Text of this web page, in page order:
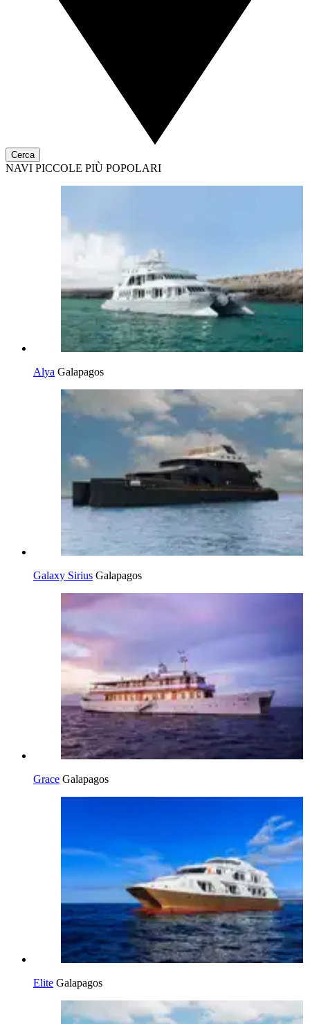
Cerca
NAVI PICCOLE PIÙ POPOLARI
Alya Galapagos
Galaxy Sirius Galapagos
Grace Galapagos
Elite Galapagos